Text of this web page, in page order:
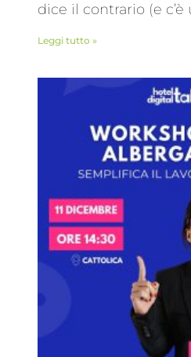
dice il contrario (e
Leggi tutto »